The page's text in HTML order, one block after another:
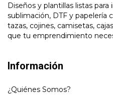
Diseños y plantillas listas
sublimación, DTF y papelería
tazas, cojines, camisetas,
que tu emprendimiento
Información
¿Quiénes Somos?